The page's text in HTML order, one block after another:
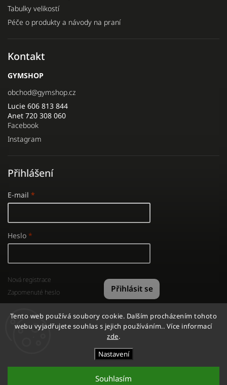
Tento web používá soubory cookie. Dalším procházením tohoto
webu vyjadřujete souhlas s jejich používáním.. Více informací
zde.
Nastavení
Souhlasím
Tabulky velikostí
Péče o produkty a návody na praní
Kontakt
GYMSHOP
obchod@gymshop.cz
Lucie 606 813 844
Anet 720 308 060
Facebook
Instagram
Přihlášení
E-mail
Heslo
Přihlásit se
Nová registrace
Zapomenuté heslo
GYMSHOP. Všechna práva vyhrazena.